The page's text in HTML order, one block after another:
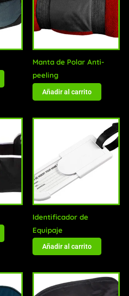
Manta de Polar Anti-
peeling
Añadir al carrito
Identificador de
Equipaje
Añadir al carrito